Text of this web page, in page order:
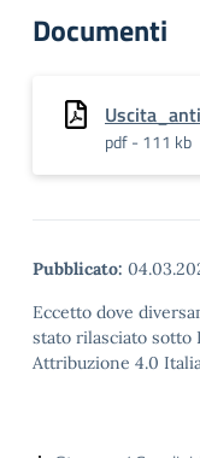
Documenti
pdf - 111 kb
Pubblicato:
Eccetto dove
stato rilasciato sotto
Attribuzione 4.0